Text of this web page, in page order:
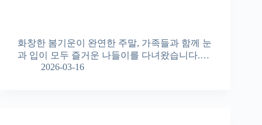
화창한 봄기운이 완연한 주말, 가족들과 함께 눈
과 입이 모두 즐거운 나들이를 다녀왔습니다.…
2026-03-16